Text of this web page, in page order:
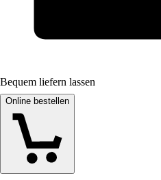
Bequem liefern lassen
Online bestellen